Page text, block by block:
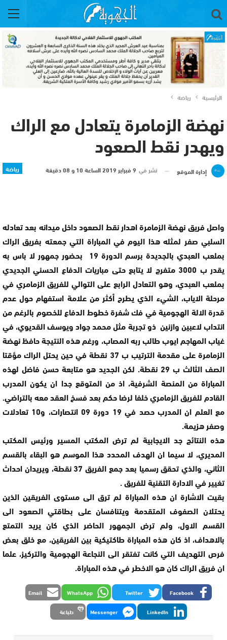
الرئيسية رياضة
نهضة الزمامرة يتعادل مع الراك
ويهدر نقط الصعود
رياضة إدارة الموقع نشر في 9 فبراير 2019 الساعة 10 و 08 دقيقة
واصل فريق نهضة الزمامرة اهدار نقط الصعود داخل ميدانه بعد تعادله
السلبي صفر لمثله هذا اليوم في المباراة التي جمعته بفريق الراك
بملعب العبدي بالجديدة برسم الدورة 19 بحضور جمهور لا باس به
يقدر ب 3000 متفرج لا يتابع حتى مباريات الدفاع الحسني الجديدي
بملعب العبدي، وهو التعادل الرابع على التوالي للفريق الزمامري في
مرحلة الاياب، الشيء الذي يطرح أكثر من علامة استفهام حول عدم
قدرة الالة الهجومية في فك شفرة خطوط الدفاع للخصوم بالرغم من
انتداب لاعبين وازنين ذو تجربة مثل محمد جواد ويوسف القديوي، في
غياب المهاجم ايوب طالب ربه المصاب، ورغم هذه النتيجة حافظ نهضة
الزمامرة على مقدمة الترتيب ب 37 نقطة في حين يحتل الراك مؤقتا
الصف الثالث ب 29 نقطة. لكن الجديد هو متابعة حسن فاضل لهذه
المباراة من المنصة الشرفية، اذ من المتوقع جدا ان يكون المدرب
القادم للفريق الزمامري خلفا لرضا حكم بعد فسخ العقد معه بالتراضي.
مع العلم ان المدرب حصد في 19 دورة 09 انتصارات، و10 تعادلات
وصفر هزيمة.
هذه النتائج جد الايجابية لم ترض المكتب المسير ورئيس المكتب
المديري، لا سيما ان الهدف المحدد هذا الموسم هو البقاء بالقسم
الثاني، والذي تحقق رسميا بعد جمع الفريق 37 نقطة، ويريدان احداث
تغيير في الادارة التقنية للفريق .
بقيت الاشارة ان هذه المباراة لم ترق الى مستوى الفريقين الذين
يحتلان الصفوف المتقدمة ويتنافسان على بطاقتي الصعود الى
القسم الاول، ولم ترض الجمهور الحاضر الذي كان يريد التمتع
بالاهداف، اذ كان هذه المباراة طاكتيكية بين الفريقين، مع خلق بعض
فرص التهديف التي كانت تفتقر الى النجاعة الهجومية والتركيز، علما
ان فريق الراك كان هو الاخطر في هذه المباراة.
Facebook
Twitter
WhatsApp
Email
LinkedIn
Messenger طباعة